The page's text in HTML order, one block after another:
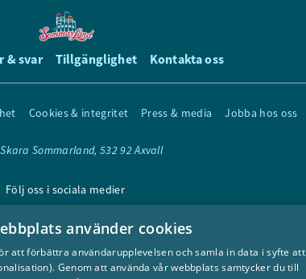
& svar Tillgänglighet Kontakta oss
Cookies & integritet Press & media Jobba hos oss
Skara Sommarland, 532 92 Axvall
Följ oss i sociala medier
använder cookies
att förbättra användarupplevelsen och samla in data i syfte att
Genom att använda vår webbplats samtycker du till